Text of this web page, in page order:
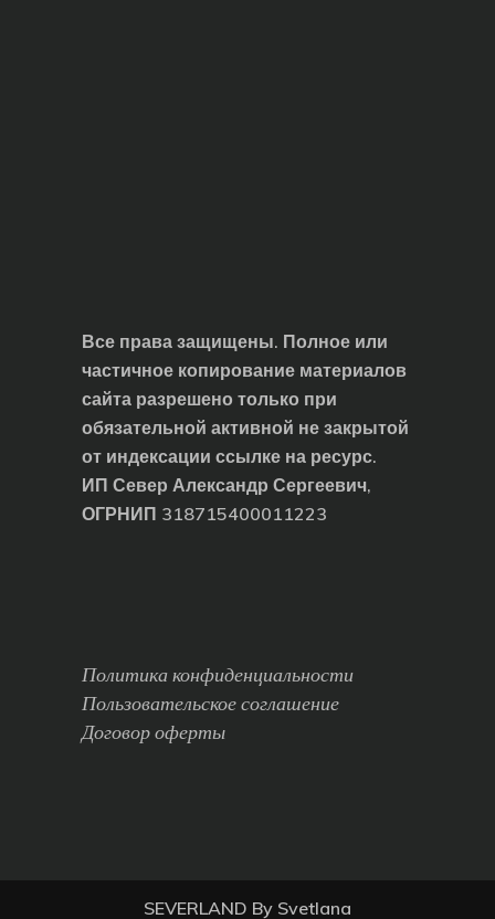
Все права защищены. Полное или
частичное копирование материалов
сайта разрешено только при
обязательной активной не закрытой
от индексации ссылке на ресурс.
ИП Север Александр Сергеевич,
ОГРНИП 318715400011223
Политика конфиденциальности
Пользовательское соглашение
Договор оферты
SEVERLAND By Svetlana